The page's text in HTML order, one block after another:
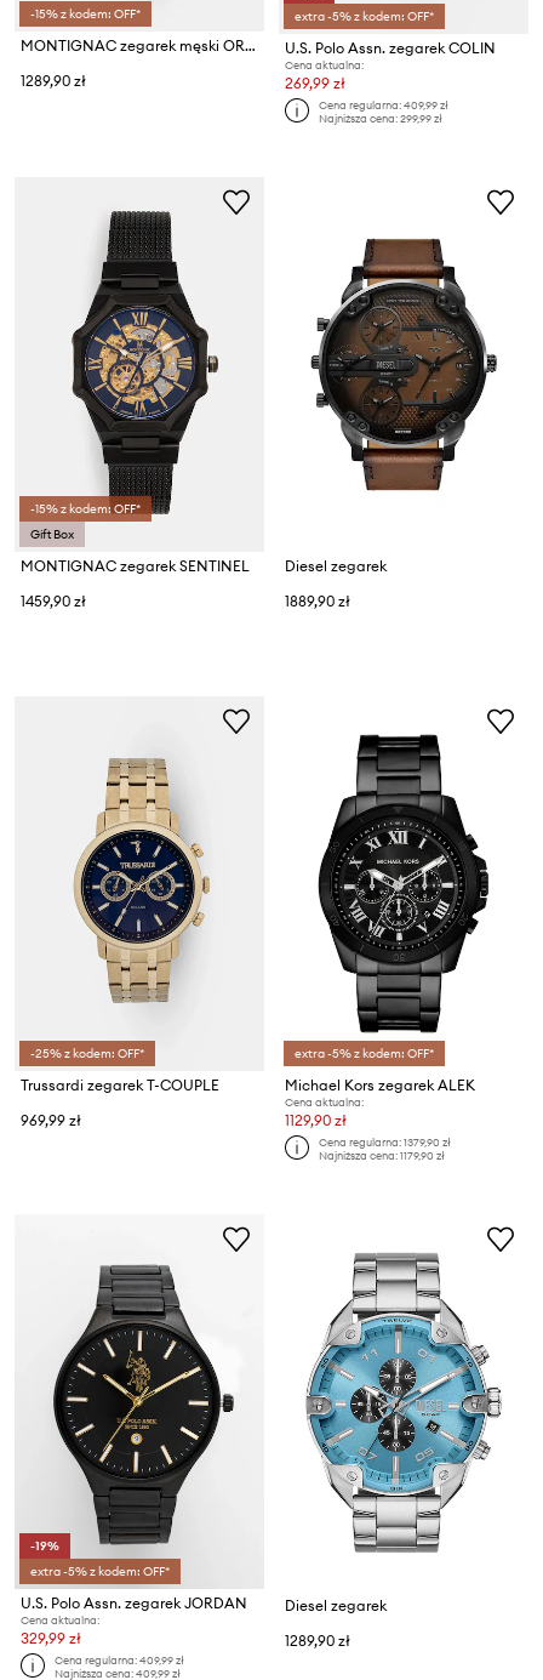
-15% z kodem: OFF*
MONTIGNAC zegarek męski ORIGINE
1289,90 zł
extra -5% z kodem: OFF*
U.S. Polo Assn. zegarek COLIN
Cena aktualna:
269,99 zł
Cena regularna:409,99 zł
Najniższa cena:299,99 zł
-15% z kodem: OFF*
Gift Box
MONTIGNAC zegarek SENTINEL
1459,90 zł
Diesel zegarek
1889,90 zł
-25% z kodem: OFF*
Trussardi zegarek T-COUPLE
969,99 zł
extra -5% z kodem: OFF*
Michael Kors zegarek ALEK
Cena aktualna:
1129,90 zł
Cena regularna:1379,90 zł
Najniższa cena:1179,90 zł
-19%
extra -5% z kodem: OFF*
U.S. Polo Assn. zegarek JORDAN
Cena aktualna:
329,99 zł
Cena regularna:409,99 zł
Najniższa cena:409,99 zł
Diesel zegarek
1289,90 zł